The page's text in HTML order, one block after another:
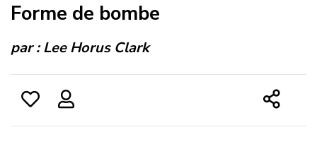
Forme de bombe
par :Lee Horus Clark